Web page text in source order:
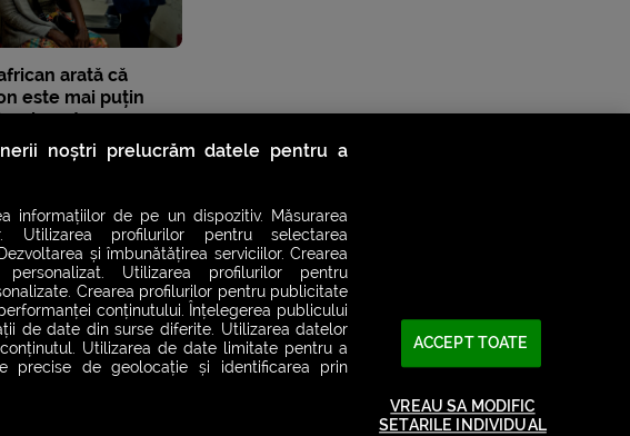
arată că
este mai puțin
și pentru
noștri prelucrăm datele pentru a
informațiilor de pe un dispozitiv. Măsurarea
Utilizarea profilurilor pentru selectarea
și îmbunătățirea serviciilor. Crearea
Utilizarea profilurilor pentru
Crearea profilurilor pentru publicitate
conținutului. Înțelegerea publicului
de date din surse diferite. Utilizarea datelor
Utilizarea de date limitate pentru a
precise de geolocație și identificarea prin
ACCEPT TOATE
VREAU SA MODIFIC
SETARILE INDIVIDUAL